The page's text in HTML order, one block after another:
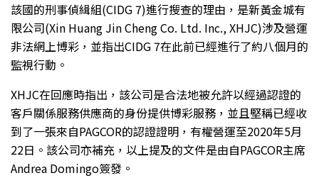
該國的刑事偵緝組(CIDG 7)進行搜查的理由，是新黃金城有
限公司(Xin Huang Jin Cheng Co. Ltd. Inc., XHJC)涉及營運
非法網上博彩，並指出CIDG 7在此前已經進行了約八個月的
監視行動。
XHJC在回應時指出，該公司是合法地被允許以經過認證的
客戶關係服務供應商的身份提供博彩服務，並且堅稱已經收
到了一張來自PAGCOR的認證證明，有權營運至2020年5月
22日。該公司亦補充，以上提及的文件是由自PAGCOR主席
Andrea Domingo簽發。